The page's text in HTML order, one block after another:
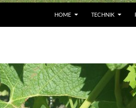
HOME TECHNIK